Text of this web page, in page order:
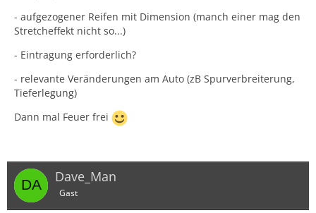
- aufgezogener Reifen mit Dimension (manch einer mag den
Stretcheffekt nicht so...)
- Eintragung erforderlich?
- relevante Veränderungen am Auto (zB Spurverbreiterung,
Tieferlegung)
Dann mal Feuer frei
Dave_Man
Gast